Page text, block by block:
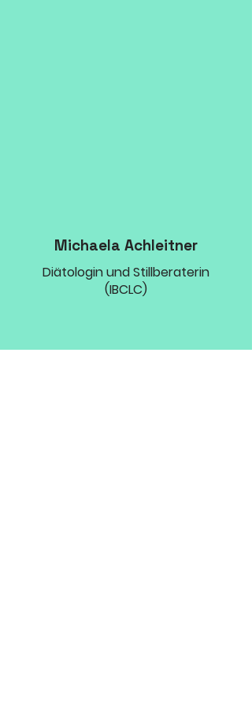
Michaela Achleitner
Diätologin und Stillberaterin
(IBCLC)